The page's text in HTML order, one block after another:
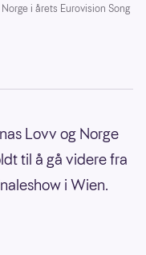
i årets Eurovision Song
Lovv og Norge
til å gå videre fra
i Wien.